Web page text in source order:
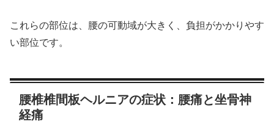
これらの部位は、腰の可動域が大きく、負担がかかりやす
い部位です。
腰椎椎間板ヘルニアの症状：腰痛と坐骨神
経痛